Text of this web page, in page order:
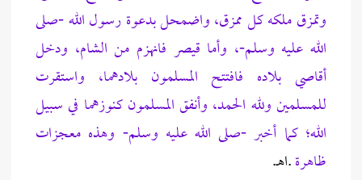
وتمزق ملكه كل ممزق، واضمحل بدعوة رسول الله -صلى
الله عليه وسلم-، وأما قيصر فانهزم من الشام، ودخل
أقاصي بلاده فافتتح المسلمون بلادهما، واستقرت
للمسلمين ولله الحمد، وأنفق المسلمون كنوزهما في سبيل
الله؛ كما أخبر -صلى الله عليه وسلم- وهذه معجزات
ظاهرة.اهـ.